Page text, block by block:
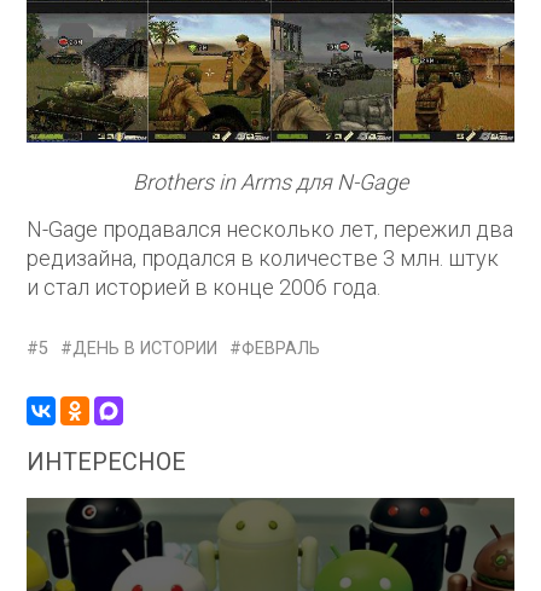
Brothers in Arms для N-Gage
N-Gage продавался несколько лет, пережил два
редизайна, продался в количестве 3 млн. штук
и стал историей в конце 2006 года.
5 ДЕНЬ В ИСТОРИИ ФЕВРАЛЬ
ИНТЕРЕСНОЕ